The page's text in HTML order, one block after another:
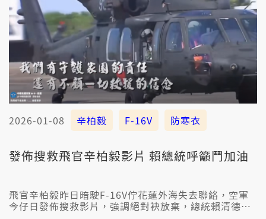
2026-01-08 辛柏毅 F-16V 防寒衣
發佈搜救飛官辛柏毅影片 賴總統呼籲鬥加油
飛官辛柏毅昨日暗駛F-16V佇花蓮外海失去聯絡，空軍
今仔日發佈搜救影片，強調絕對袂放棄，總統賴清德表